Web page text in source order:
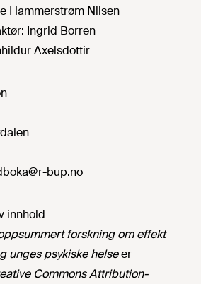
Hammerstrøm Nilsen
Ingrid Borren
Axelsdottir
bup.no
innhold
forskning om effekt
unges psykiske helseer
Commons Attribution-